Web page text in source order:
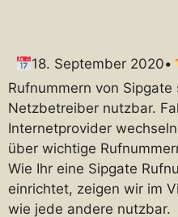
18. September 2020•
Rufnummern von
Netzbetreiber nutzbar.
Internetprovider
über wichtige
Wie Ihr eine Sipgate
einrichtet, zeigen wir im
wie jede andere nutzbar.